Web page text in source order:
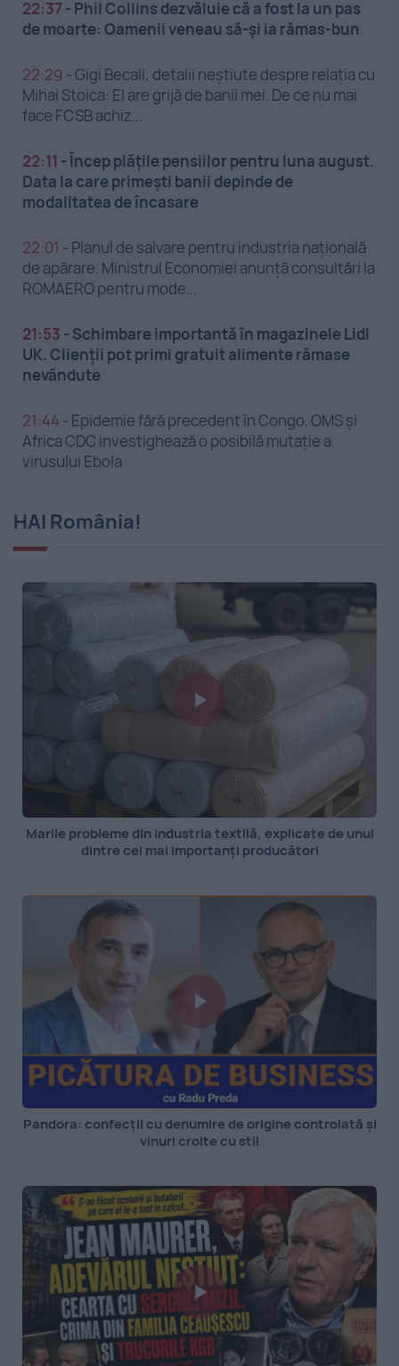
22:37 - Phil Collins dezvăluie că a fost la un pas
de moarte: Oamenii veneau să-și ia rămas-bun
22:29 -Gigi Becali, detalii neștiute despre relația cu
Mihai Stoica: El are grijă de banii mei. De ce nu mai
face FCSB achiz...
22:11 -Încep plățile pensiilor pentru luna august.
Data la care primești banii depinde de
modalitatea de încasare
22:01 - Planul de salvare pentru industria națională
de apărare. Ministrul Economiei anunță consultări la
ROMAERO pentru mode...
21:53 - Schimbare importantă în magazinele Lidl
UK. Clienții pot primi gratuit alimente rămase
nevândute
21:44 - Epidemie fără precedent în Congo. OMS și
Africa CDC investighează o posibilă mutație a
virusului Ebola
HAI România!
Marile probleme din industria textilă, explicate de unul
dintre cei mai importanți producători
Pandora: confecții cu denumire de origine controlată și
vinuri croite cu stil